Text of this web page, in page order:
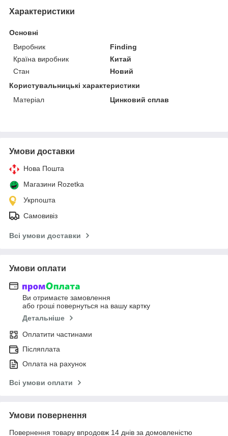
Характеристики
Основні
Виробник
Finding
Країна виробник
Китай
Стан
Новий
Користувальницькі характеристики
Матеріал
Цинковий сплав
Умови доставки
Нова Пошта
Магазини Rozetka
Укрпошта
Самовивіз
Всі умови доставки
Умови оплати
Ви отримаєте замовлення
або гроші повернуться на вашу картку
Детальніше
Оплатити частинами
Післяплата
Оплата на рахунок
Всі умови оплати
Умови повернення
Повернення товару впродовж 14 днів за домовленістю